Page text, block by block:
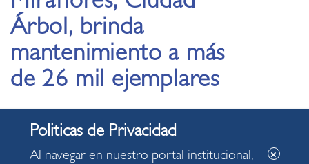
Árbol, brinda
mantenimiento a más
de 26 mil ejemplares
04.08.2022
Al navegar en nuestro portal institucional,